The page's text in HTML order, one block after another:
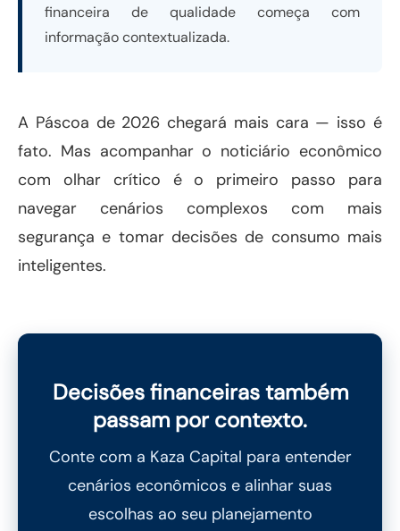
financeira de qualidade começa com
informação contextualizada.
A Páscoa de 2026 chegará mais cara — isso é
fato. Mas acompanhar o noticiário econômico
com olhar crítico é o primeiro passo para
navegar cenários complexos com mais
segurança e tomar decisões de consumo mais
inteligentes.
Decisões financeiras também
passam por contexto.
Conte com a Kaza Capital para entender
cenários econômicos e alinhar suas
escolhas ao seu planejamento